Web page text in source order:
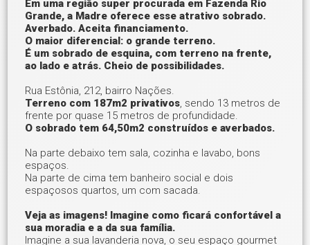
Em uma região super procurada em Fazenda Rio
Grande, a Madre oferece esse atrativo sobrado.
Averbado. Aceita financiamento.
O maior diferencial: o grande terreno.
É um sobrado de esquina, com terreno na frente,
ao lado e atrás. Cheio de possibilidades.
Rua Estônia, 212, bairro Nações.
Terreno com 187m2 privativos, sendo 13 metros de
frente por quase 15 metros de profundidade.
O sobrado tem 64,50m2 construídos e averbados.
Na parte debaixo tem sala, cozinha e lavabo, bons
espaços.
Na parte de cima tem banheiro social e dois
espaçosos quartos, um com sacada.
Veja as imagens! Imagine como ficará confortável a
sua moradia e a da sua família.
Imagine a sua lavanderia nova, o seu espaço gourmet